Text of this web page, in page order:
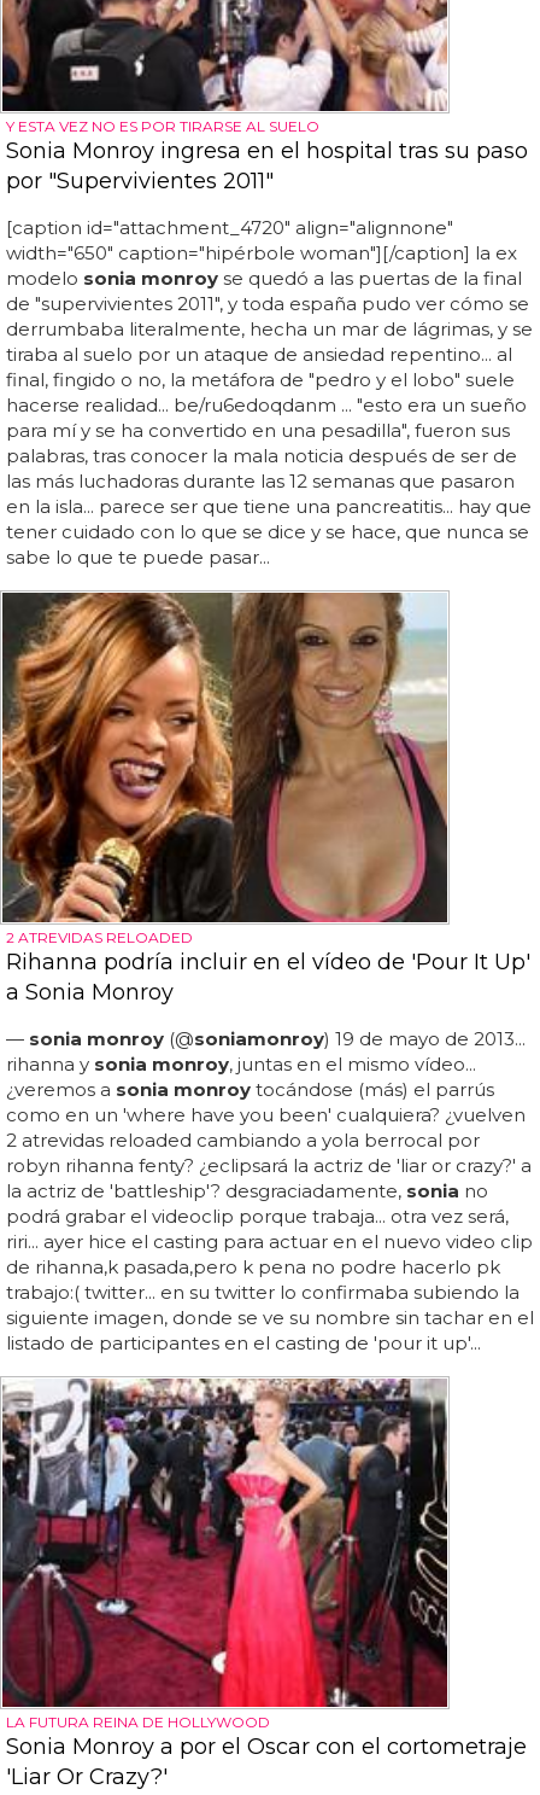
Y ESTA VEZ NO ES POR TIRARSE AL SUELO
Sonia Monroy ingresa en el hospital tras su paso
por "Supervivientes 2011"
[caption id="attachment_4720" align="alignnone"
width="650" caption="hipérbole woman"][/caption] la ex
modelo sonia monroy se quedó a las puertas de la final
de "supervivientes 2011", y toda españa pudo ver cómo se
derrumbaba literalmente, hecha un mar de lágrimas, y se
tiraba al suelo por un ataque de ansiedad repentino... al
final, fingido o no, la metáfora de "pedro y el lobo" suele
hacerse realidad... be/ru6edoqdanm ... "esto era un sueño
para mí y se ha convertido en una pesadilla", fueron sus
palabras, tras conocer la mala noticia después de ser de
las más luchadoras durante las 12 semanas que pasaron
en la isla... parece ser que tiene una pancreatitis... hay que
tener cuidado con lo que se dice y se hace, que nunca se
sabe lo que te puede pasar...
2 ATREVIDAS RELOADED
Rihanna podría incluir en el vídeo de 'Pour It Up'
a Sonia Monroy
— sonia monroy (@soniamonroy) 19 de mayo de 2013...
rihanna y sonia monroy, juntas en el mismo vídeo...
¿veremos a sonia monroy tocándose (más) el parrús
como en un 'where have you been' cualquiera? ¿vuelven
2 atrevidas reloaded cambiando a yola berrocal por
robyn rihanna fenty? ¿eclipsará la actriz de 'liar or crazy?' a
la actriz de 'battleship'? desgraciadamente, sonia no
podrá grabar el videoclip porque trabaja... otra vez será,
riri... ayer hice el casting para actuar en el nuevo video clip
de rihanna,k pasada,pero k pena no podre hacerlo pk
trabajo:( twitter... en su twitter lo confirmaba subiendo la
siguiente imagen, donde se ve su nombre sin tachar en el
listado de participantes en el casting de 'pour it up'...
LA FUTURA REINA DE HOLLYWOOD
Sonia Monroy a por el Oscar con el cortometraje
'Liar Or Crazy?'